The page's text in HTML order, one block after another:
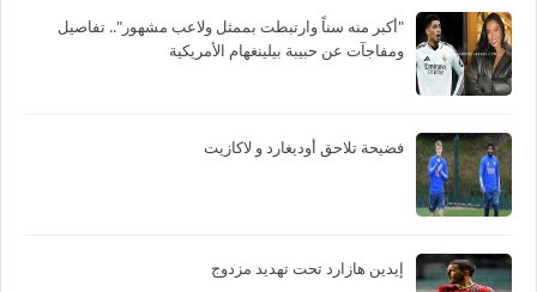
"أكبر منه سناً وارتبطت بممثل ولاعب مشهور".. تفاصيل
ومفاجآت عن حبيبة بيلينغهام الأمريكية
فضيحة تلاحق أوديغارد و لاكازيت
إيدين هازارد تحت تهديد مزدوج